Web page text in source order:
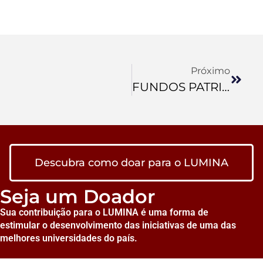
Próximo
FUNDOS PATRIMONIAIS (ENDOWMENTS) BUSCAM NOVOS RECURSOS PARA UNIVERSIDADES
Descubra como doar para o LUMINA
Seja um Doador
Sua contribuição para o LUMINA é uma forma de
estimular o desenvolvimento das iniciativas de uma das
melhores universidades do país.